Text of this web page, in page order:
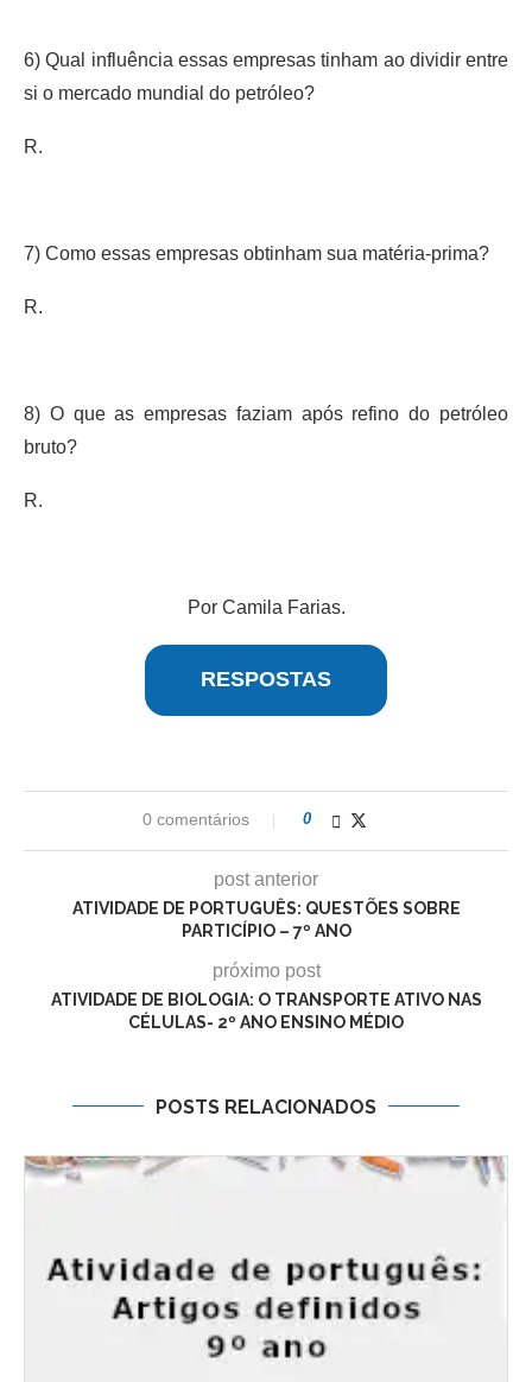
6) Qual influência essas empresas tinham ao dividir entre
si o mercado mundial do petróleo?
R.
7) Como essas empresas obtinham sua matéria-prima?
R.
8) O que as empresas faziam após refino do petróleo
bruto?
R.
Por Camila Farias.
RESPOSTAS
0 comentários 0
post anterior
ATIVIDADE DE PORTUGUÊS: QUESTÕES SOBRE
PARTICÍPIO – 7º ANO
próximo post
ATIVIDADE DE BIOLOGIA: O TRANSPORTE ATIVO NAS
CÉLULAS- 2º ANO ENSINO MÉDIO
POSTS RELACIONADOS